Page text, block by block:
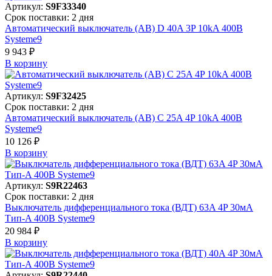
Артикул: S9F33340
Срок поставки: 2 дня
Автоматический выключатель (АВ) D 40A 3P 10kA 400В
Systeme9
9 943 ₽
В корзинy
Артикул: S9F32425
Срок поставки: 2 дня
Автоматический выключатель (АВ) C 25A 4P 10kA 400В
Systeme9
10 126 ₽
В корзинy
Артикул: S9R22463
Срок поставки: 2 дня
Выключатель дифференциального тока (ВДТ) 63A 4P 30мА
Тип-A 400В Systeme9
20 984 ₽
В корзинy